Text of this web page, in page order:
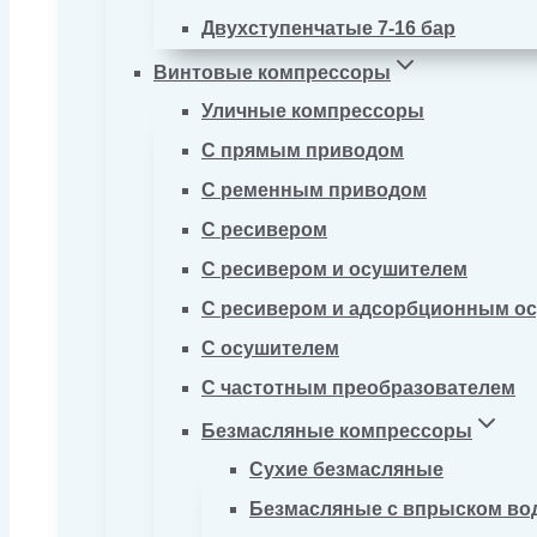
Двухступенчатые 7-16 бар
Винтовые компрессоры
Уличные компрессоры
С прямым приводом
С ременным приводом
С ресивером
С ресивером и осушителем
С ресивером и адсорбционным
С осушителем
С частотным преобразователем
Безмасляные компрессоры
Сухие безмасляные
Безмасляные с впрыском